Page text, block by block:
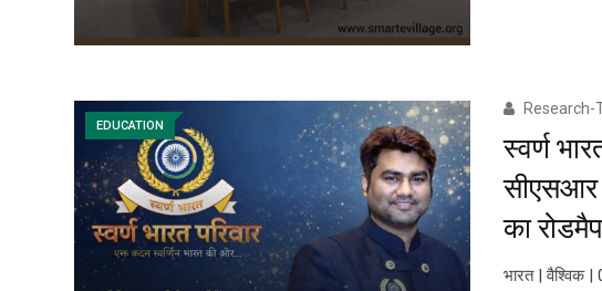
EDUCATION
Research-
स्वर्ण
सीएसआर
का
भारत | वैश्विक |